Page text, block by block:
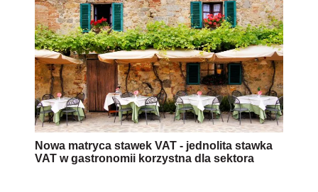
Nowa matryca stawek VAT - jednolita stawka
VAT w gastronomii korzystna dla sektora